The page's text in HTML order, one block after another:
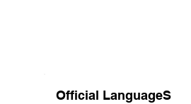
Official LanguageS